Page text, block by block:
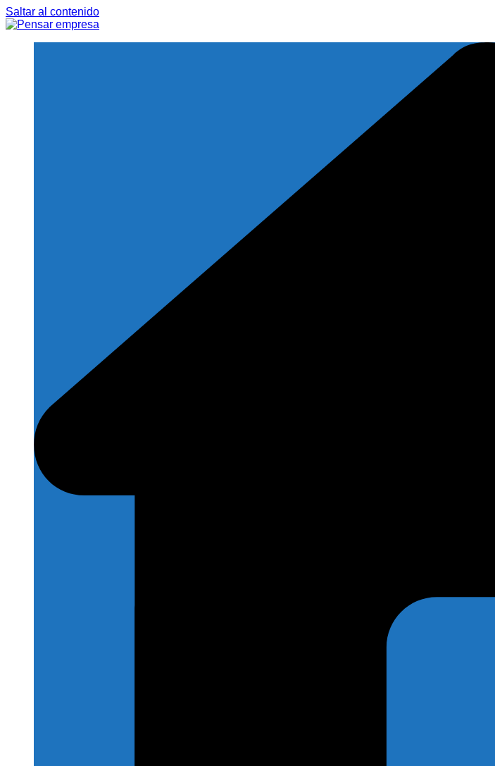
Saltar al contenido